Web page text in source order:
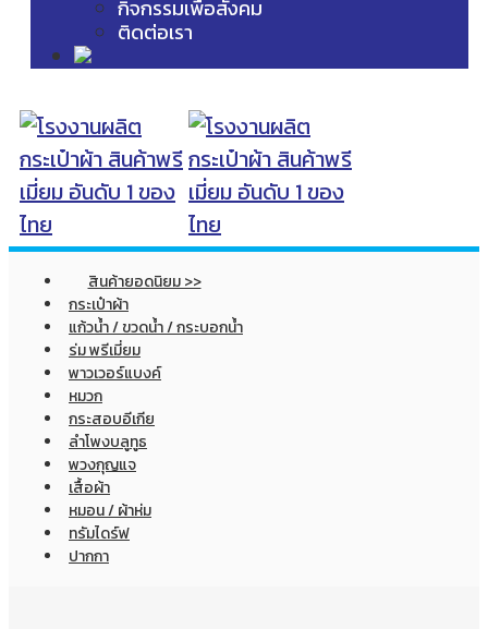
กิจกรรมเพื่อสังคม
ติดต่อเรา
สินค้ายอดนิยม >>
กระเป๋าผ้า
แก้วน้ำ / ขวดน้ำ / กระบอกน้ำ
ร่ม พรีเมี่ยม
พาวเวอร์แบงค์
หมวก
กระสอบอีเกีย
ลำโพงบลูทูธ
พวงกุญแจ
เสื้อผ้า
หมอน / ผ้าห่ม
ทรัมไดร์ฟ
ปากกา